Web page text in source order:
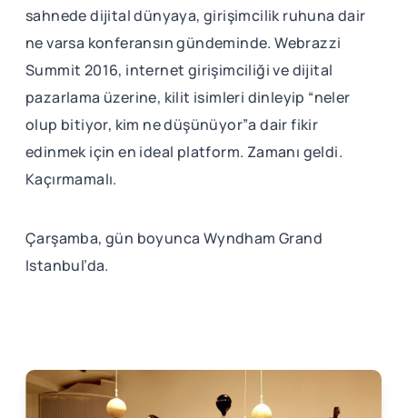
sahnede dijital dünyaya, girişimcilik ruhuna dair
ne varsa konferansın gündeminde. Webrazzi
Summit 2016, internet girişimciliği ve dijital
pazarlama üzerine, kilit isimleri dinleyip “neler
olup bitiyor, kim ne düşünüyor”a dair fikir
edinmek için en ideal platform. Zamanı geldi.
Kaçırmamalı.
Çarşamba, gün boyunca Wyndham Grand
Istanbul’da.